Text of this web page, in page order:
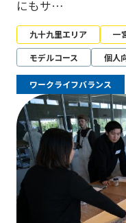
にもサ…
九十九里エリア
一
モデルコース
個人
ワークライフバランス